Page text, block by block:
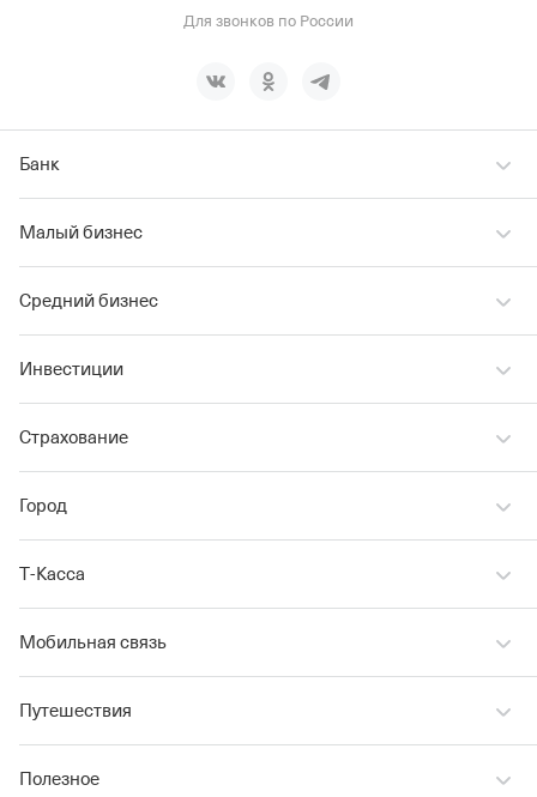
Для звонков по России
Банк
Малый бизнес
Средний бизнес
Инвестиции
Страхование
Город
Т‑Касса
Мобильная связь
Путешествия
Полезное